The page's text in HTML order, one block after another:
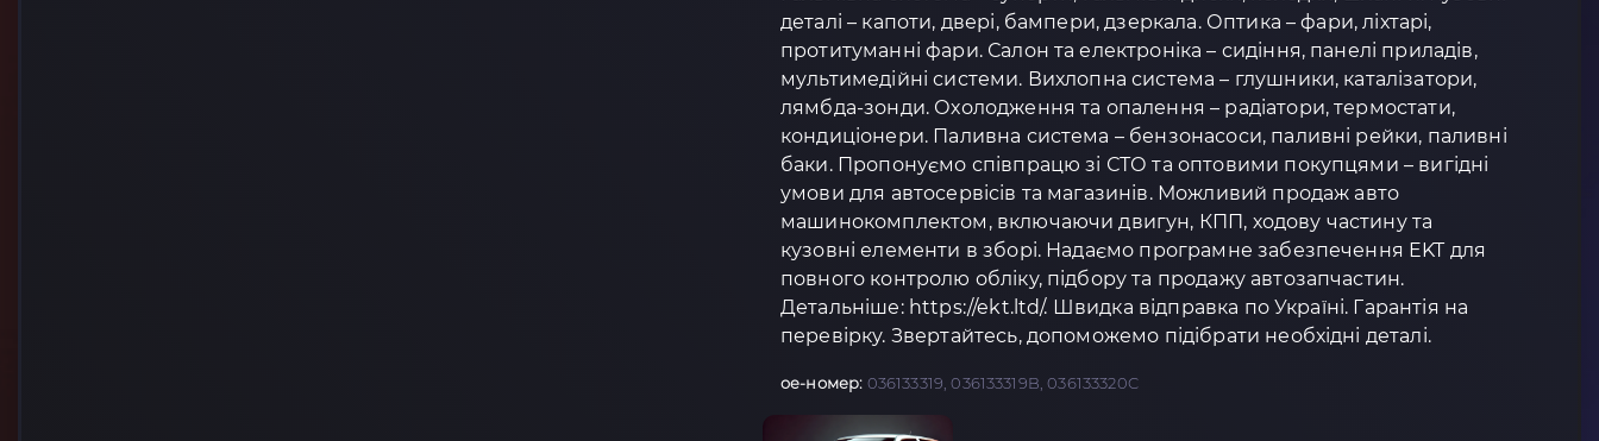
деталі – капоти, двері, бампери, дзеркала. Оптика – фари, ліхтарі,
протитуманні фари. Салон та електроніка – сидіння, панелі приладів,
мультимедійні системи. Вихлопна система – глушники, каталізатори,
лямбда-зонди. Охолодження та опалення – радіатори, термостати,
кондиціонери. Паливна система – бензонасоси, паливні рейки, паливні
баки. Пропонуємо співпрацю зі СТО та оптовими покупцями – вигідні
умови для автосервісів та магазинів. Можливий продаж авто
машинокомплектом, включаючи двигун, КПП, ходову частину та
кузовні елементи в зборі. Надаємо програмне забезпечення EKT для
повного контролю обліку, підбору та продажу автозапчастин.
Детальніше: https://ekt.ltd/. Швидка відправка по Україні. Гарантія на
перевірку. Звертайтесь, допоможемо підібрати необхідні деталі.
oe-номер: 036133319, 036133319B, 036133320C